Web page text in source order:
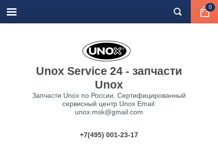
0
Unox Service 24 - запчасти
Unox
Запчасти Unox по России. Сертифицированный
сервисный центр Unox Email:
unox.msk@gmail.com
+7(495) 001-23-17